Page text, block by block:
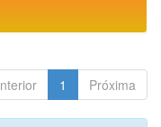
1 Próxima